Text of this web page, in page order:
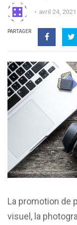
avril 24, 2021
PARTAGER
La promotion de
visuel, la